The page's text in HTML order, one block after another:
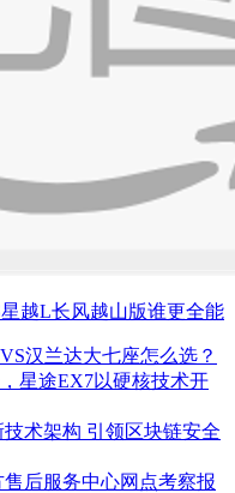
越L长风越山版谁更全能
汉兰达大七座怎么选？
星途EX7以硬核技术开
术架构 引领区块链安全
后服务中心网点考察报